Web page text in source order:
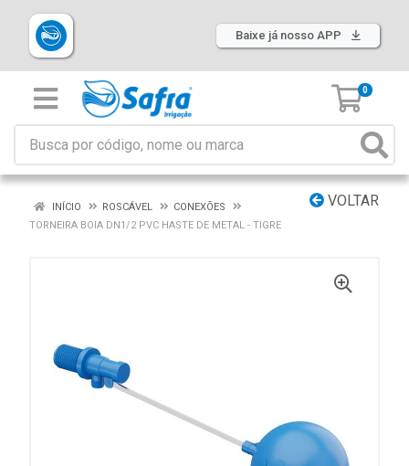
Baixe já nosso APP
0
VOLTAR
INÍCIO ROSCÁVEL
CONEXÕES
TORNEIRA BOIA DN1/2 PVC HASTE DE METAL - TIGRE